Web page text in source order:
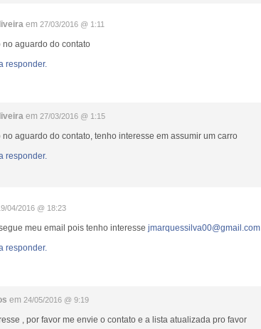
em 27/03/2016 @ 1:11
no aguardo do contato
responder.
em 27/03/2016 @ 1:15
no aguardo do contato, tenho interesse em assumir um carro
responder.
04/2016 @ 18:23
meu email pois tenho interesse jmarquessilva00@gmail.com
responder.
em 24/05/2016 @ 9:19
, por favor me envie o contato e a lista atualizada pro favor